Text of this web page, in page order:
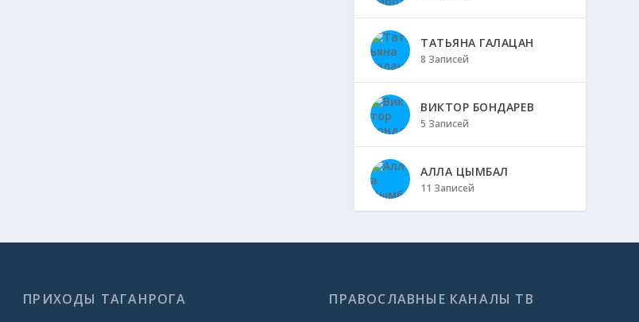
ТАТЬЯНА ГАЛАЦАН
8 Записей
ВИКТОР БОНДАРЕВ
5 Записей
АЛЛА ЦЫМБАЛ
11 Записей
ПРИХОДЫ ТАГАНРОГА ПРАВОСЛАВНЫЕ КАНАЛЫ ТВ